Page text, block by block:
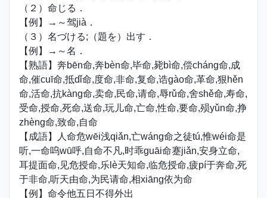
（２）命じる．
【例】→～驾jià．
（３）名づける;（題を）出す．
【例】→～名．
【熟語】奔bēn命,奔bèn命,毕命,毙bì命,偿cháng命,成
命,催cuī命,抵dǐ命,度命,非命,复命,诰gào命,革命,狠hěn
命,活命,抗kàng命,卖命,民命,请命,辱rǔ命,舍shě命,寿命,
受命,授命,死命,送命,玩儿命,亡命,性命,要命,殒yǔn命,挣
zhèng命,致命,自命
【成語】人命危wēi浅qiǎn,亡wáng命之徒tú,惟wéi命是
听,一命呜wū呼,自命不凡,时乖guāi命蹇jiǎn,安身立命,
耳提面命,见危授命,乐lè天知命,临危授命,疲pí于奔命,死
于非命,听天由命,为民请命,相xiāng依为命
【例】命令他五日不得外出